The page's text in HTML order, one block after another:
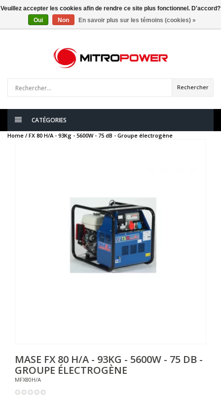
0articles
Rechercher
CATÉGORIES
Home / FX 80 H/A - 93Kg - 5600W - 75 dB - Groupe électrogène
MASE FX 80 H/A - 93KG - 5600W - 75 DB -
GROUPE ÉLECTROGÈNE
MFX80H/A
Veuillez accepter les cookies afin de rendre ce site plus fonctionnel. D'accord?
Oui
Non En savoir plus sur les témoins (cookies) »